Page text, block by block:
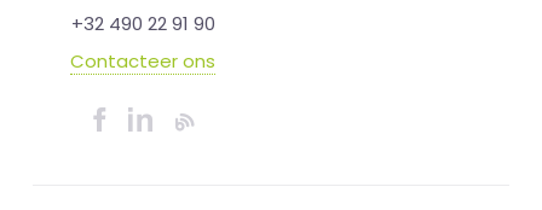
+32 490 22 91 90
Contacteer ons